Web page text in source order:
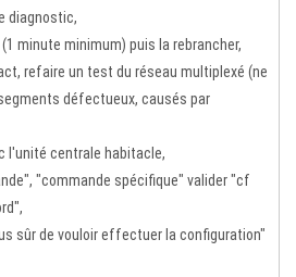
diagnostic,
minute minimum) puis la rebrancher,
refaire un test du réseau multiplexé (ne
défectueux, causés par
l'unité centrale habitacle,
"commande spécifique" valider "cf
sûr de vouloir effectuer la configuration"